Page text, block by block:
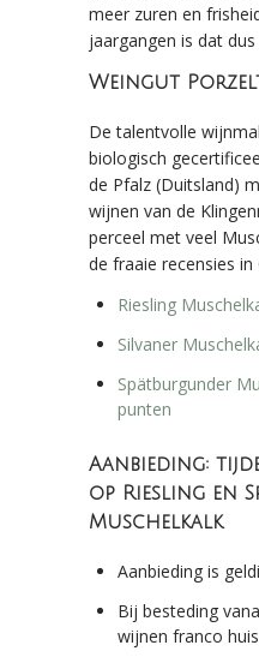
meer zuren en
jaargangen is dat
Weingut
De talentvolle
biologisch
de Pfalz (Duitsland)
wijnen van de
perceel met veel
de fraaie recensies in
Riesling
Silvaner
Spätburgunder
punten
Aanbieding:
op Riesling en
Muschelkalk
Aanbieding is
Bij besteding
wijnen franco